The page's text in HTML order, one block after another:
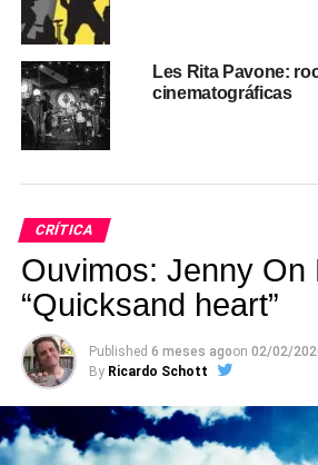
RELATED TOPICS: MAXILAR THE
Les Rita Pavone:
cinematográficas
CRÍTICA
Ouvimos: Jenny On
“Quicksand heart”
Published 6 meses agoon 02/02/
By Ricardo Schott